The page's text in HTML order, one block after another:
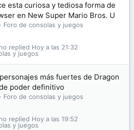
esta curiosa y tediosa forma de
en New Super Mario Bros. U
Foro de consolas y juegos
y juegos
Hoy a las 21:32
más fuertes de Dragon
poder definitivo
Foro de consolas y juegos
y juegos
Hoy a las 19:52